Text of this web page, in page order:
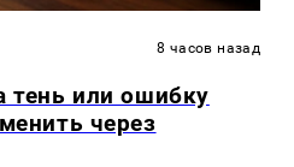
8 часов назад
или ошибку
через